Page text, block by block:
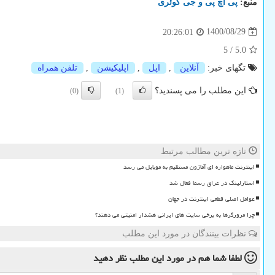
منبع: پی اچ پی و جی كوئری
1400/08/29
20:26:01
5.0
/
5
تگهای خبر:
آنلاین , اپل , اپلیكیشن , تلفن همراه
این مطلب را می پسندید؟ (1)
(0)
تازه ترین مطالب مرتبط
اینترنت ماهواره ای آمازون مستقیم به موبایل می رسد
استارلینک در عراق رسما فعال شد
عوامل اصلی قطعی اینترنت در جهان
چرا مرورگرها به برخی سایت های ایرانی هشدار امنیتی می دهند؟
نظرات بینندگان در مورد این مطلب
لطفا شما همدر مورد این مطلبنظر دهید